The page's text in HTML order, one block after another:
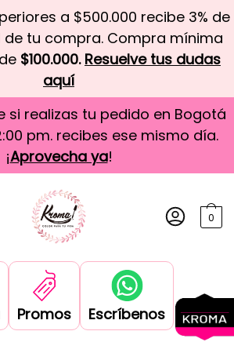
a $500.000 recibe 3% de
tu compra. Compra mínima
$100.000. Resuelve tus dudas
aquí
si realizas tu pedido en Bogotá
pm. recibes ese mismo día.
¡Aprovecha ya!
0
Promos Escríbenos